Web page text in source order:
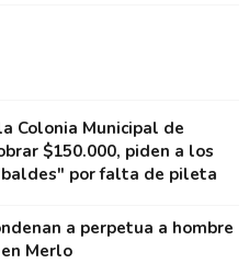
Colonia Municipal de
$150.000, piden a los
por falta de pileta
a perpetua a hombre
Merlo